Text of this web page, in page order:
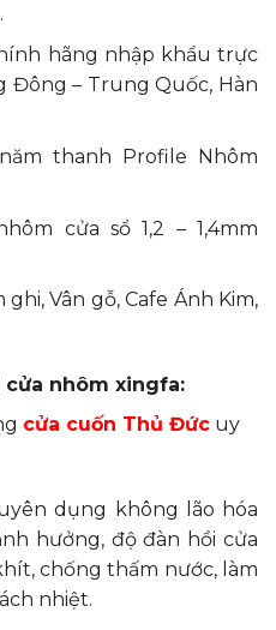
hãng nhập khẩu trực
Đông – Trung Quốc, Hàn
thanh Profile Nhôm
cửa sổ 1,2 – 1,4mm
Vân gỗ, Cafe Ánh Kim,
cửa nhôm xingfa:
cửa cuốn Thủ Đức uy
dụng không lão hóa
hưởng, độ đàn hồi cửa
chống thấm nước, làm
nhiệt.